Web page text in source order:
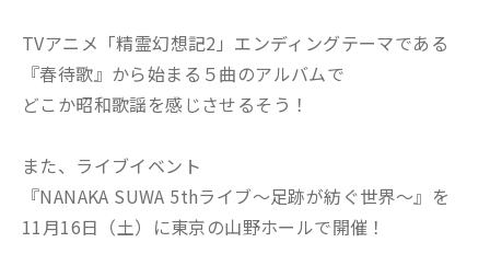
TVアニメ「精霊幻想記2」エンディングテーマである
『春待歌』から始まる５曲のアルバムで
どこか昭和歌謡を感じさせるそう！
また、ライブイベント
『NANAKA SUWA 5thライブ～足跡が紡ぐ世界～』を
11月16日（土）に東京の山野ホールで開催！